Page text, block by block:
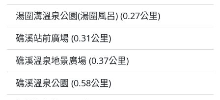
湯圍溝溫泉公園(湯圍風呂) (0.27公里)
礁溪站前廣場 (0.31公里)
礁溪溫泉地景廣場 (0.37公里)
礁溪溫泉公園 (0.58公里)